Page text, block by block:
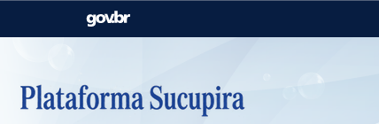
Casa Civil
Pecuária e Abastecimento